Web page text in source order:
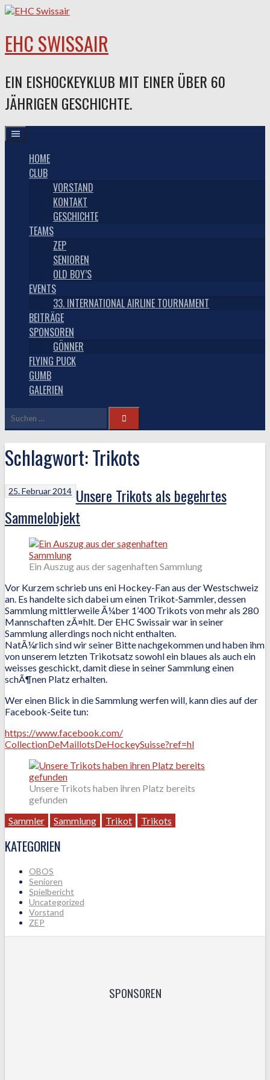
Springe
EHC SWISSAIR
EIN EISHOCKEYKLUB MIT EINER ÜBER 60
JÄHRIGEN GESCHICHTE.
HOME
CLUB
VORSTAND
KONTAKT
GESCHICHTE
TEAMS
ZEP
SENIOREN
OLD BOY’S
EVENTS
33. INTERNATIONAL AIRLINE TOURNAMENT
BEITRÄGE
SPONSOREN
GÖNNER
FLYING PUCK
GUMB
GALERIEN
Suchen
nach:
Schlagwort:Trikots
25. Februar 2014 Unsere Trikots als begehrtes
Sammelobjekt
Ein Auszug aus der sagenhaften Sammlung
Vor Kurzem schrieb uns eni Hockey-Fan aus der Westschweiz
an. Es handelte sich dabei um einen Trikot-Sammler, dessen
Sammlung mittlerweile Ã¼ber 1’400 Trikots von mehr als 280
Mannschaften zÃ¤hlt. Der EHC Swissair war in seiner
Sammlung allerdings noch nicht enthalten.
NatÃ¼rlich sind wir seiner Bitte nachgekommen und haben ihm
von unserem letzten Trikotsatz sowohl ein blaues als auch ein
weisses geschickt, damit diese in seiner Sammlung einen
schÃ¶nen Platz erhalten.
Wer einen Blick in die Sammlung werfen will, kann dies auf der
Facebook-Seite tun:
https://www.facebook.com/
CollectionDeMaillotsDeHockeySuisse?ref=hl
Unsere Trikots haben ihren Platz bereits
gefunden
Sammler
Sammlung Trikot Trikots
KATEGORIEN
OBOS
Senioren
Spielbericht
Uncategorized
Vorstand
ZEP
SPONSOREN